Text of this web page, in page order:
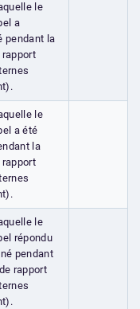
le
a
pendant la
rapport
le
a été
la
rapport
le
répondu
pendant
rapport